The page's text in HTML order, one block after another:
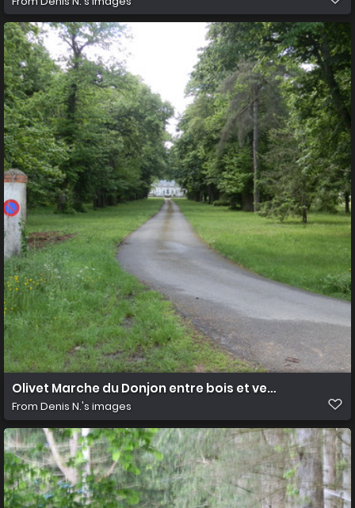
Olivet Marche du Donjon entre bois et vergers 8
From Denis N.'s images